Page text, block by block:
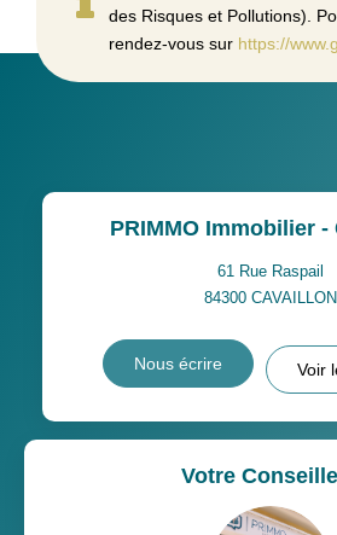
des Risques et Pollutions).
rendez-vous sur https://
PRIMMO Immobilier -
61 Rue Raspail
84300 CAVAILLON
Nous écrire Voir
Votre